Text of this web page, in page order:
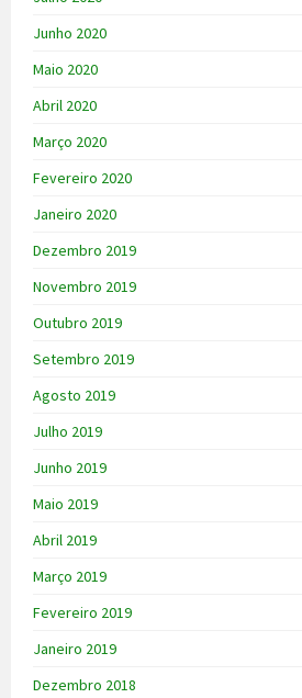
Junho 2020
Maio 2020
Abril 2020
Março 2020
Fevereiro 2020
Janeiro 2020
Dezembro 2019
Novembro 2019
Outubro 2019
Setembro 2019
Agosto 2019
Julho 2019
Junho 2019
Maio 2019
Abril 2019
Março 2019
Fevereiro 2019
Janeiro 2019
Dezembro 2018